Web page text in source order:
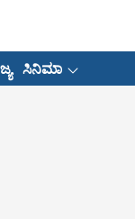
ಸಿನಿಮಾ